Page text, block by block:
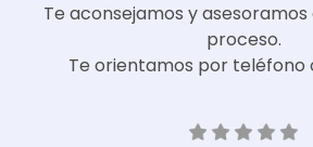
Te aconsejamos y
proceso.
Te orientamos por teléfono